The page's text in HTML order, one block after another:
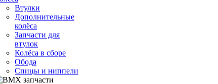
Втулки
Дополнительные
колёса
Запчасти для
втулок
Колёса в сборе
Обода
Спицы и ниппели